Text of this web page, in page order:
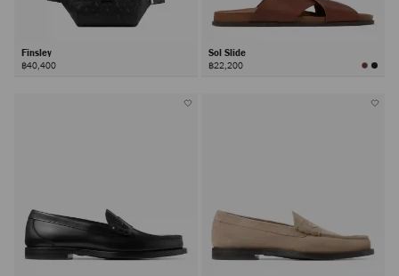
Finsley
฿40,400
Sol Slide
฿22,200